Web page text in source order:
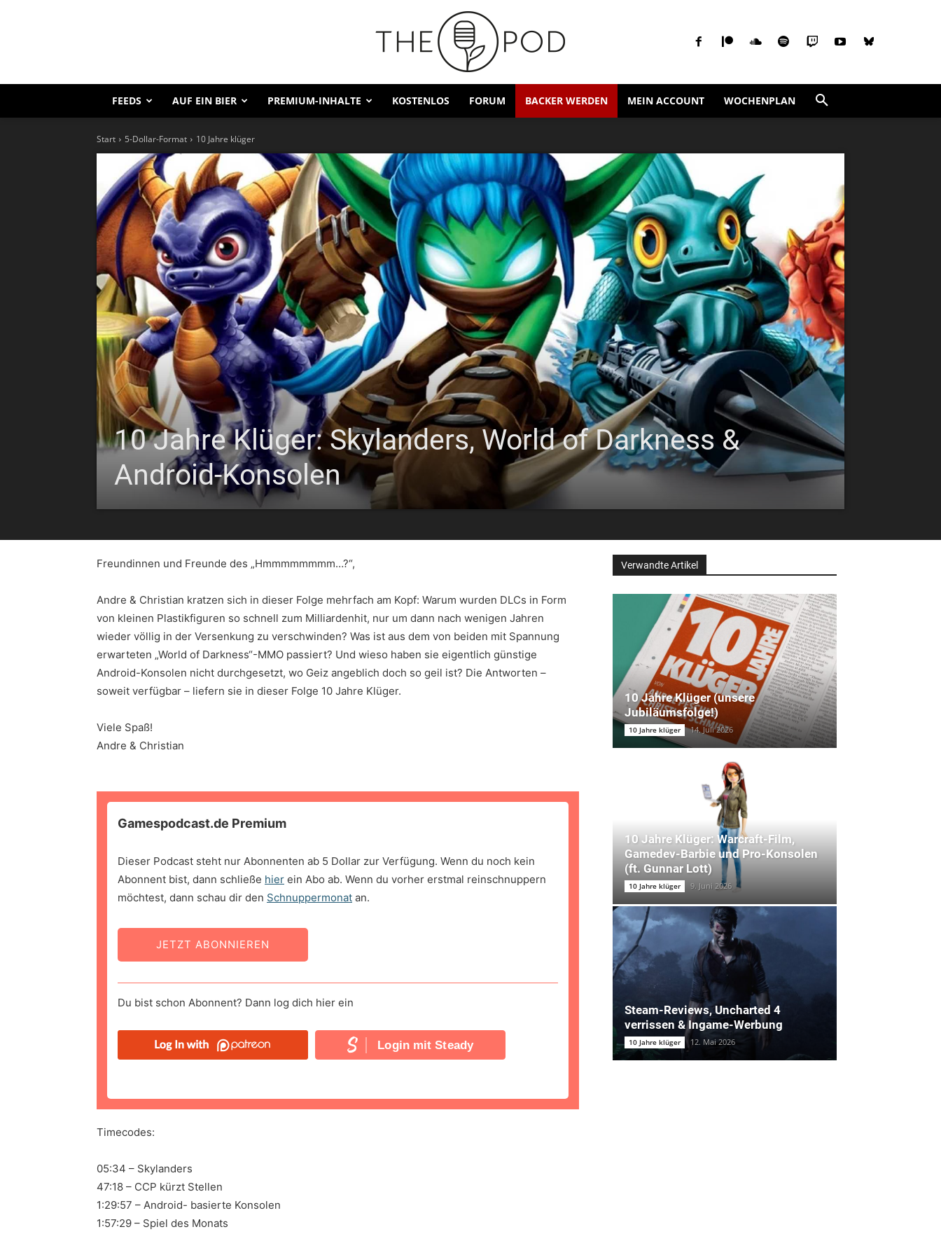
FEEDS AUF EIN BIER PREMIUM-INHALTE KOSTENLOS FORUM BACKER WERDEN MEIN ACCOUNT WOCHENPLAN
Start 5-Dollar-Format 10 Jahre klüger
10 Jahre Klüger: Skylanders, World of Darkness &
Android-Konsolen
Freundinnen und Freunde des „Hmmmmmmmm…?“,
Andre & Christian kratzen sich in dieser Folge mehrfach am Kopf: Warum wurden DLCs in Form
von kleinen Plastikfiguren so schnell zum Milliardenhit, nur um dann nach wenigen Jahren
wieder völlig in der Versenkung zu verschwinden? Was ist aus dem von beiden mit Spannung
erwarteten „World of Darkness“-MMO passiert? Und wieso haben sie eigentlich günstige
Android-Konsolen nicht durchgesetzt, wo Geiz angeblich doch so geil ist? Die Antworten –
soweit verfügbar – liefern sie in dieser Folge 10 Jahre Klüger.
Viele Spaß!
Andre & Christian
Gamespodcast.de Premium
Dieser Podcast steht nur Abonnenten ab 5 Dollar zur Verfügung. Wenn du noch kein
Abonnent bist, dann schließe hier ein Abo ab. Wenn du vorher erstmal reinschnuppern
möchtest, dann schau dir den Schnuppermonat an.
JETZT ABONNIEREN
Du bist schon Abonnent? Dann log dich hier ein
Login mit Steady
Timecodes:
05:34 – Skylanders
47:18 – CCP kürzt Stellen
1:29:57 – Android- basierte Konsolen
1:57:29 – Spiel des Monats
Verwandte Artikel
10 Jahre Klüger (unsere
Jubiläumsfolge!)
10 Jahre klüger 14. Juli 2026
10 Jahre Klüger: Warcraft-Film,
Gamedev-Barbie und Pro-Konsolen
(ft. Gunnar Lott)
10 Jahre klüger 9. Juni 2026
Steam-Reviews, Uncharted 4
verrissen & Ingame-Werbung
10 Jahre klüger 12. Mai 2026